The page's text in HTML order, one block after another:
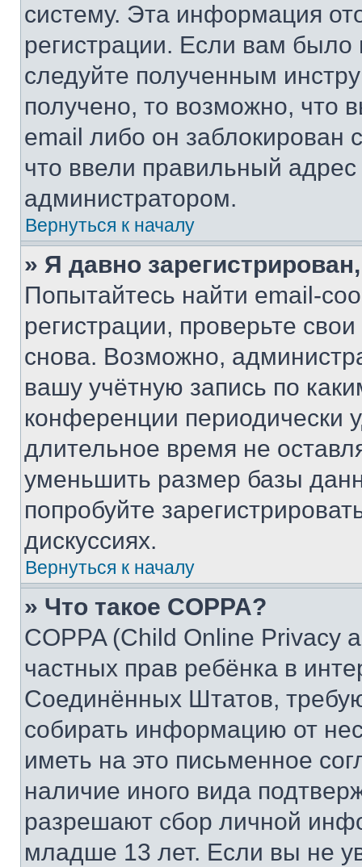
систему. Эта информация
регистрации. Если вам
следуйте полученным
получено, то возможно, что
email либо он
что ввели правильный адрес
администратором.
Вернуться к началу
» Я давно
Попытайтесь найти email-
регистрации, проверьте
снова. Возможно,
вашу учётную запись по
конференции периодически
длительное время не
уменьшить размер базы
попробуйте
дискуссиях.
Вернуться к началу
» Что такое COPPA?
COPPA (Child Online Privacy
частных прав ребёнка в
Соединённых Штатов,
собирать информацию от
иметь на это письменное
наличие иного вида
разрешают сбор личной
младше 13 лет. Если вы не